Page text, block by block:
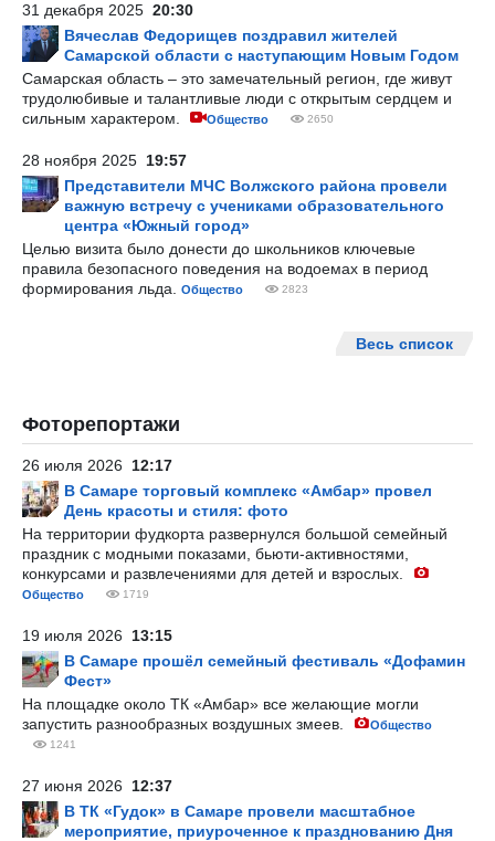
31 декабря 2025 20:30
Вячеслав Федорищев поздравил жителей
Самарской области с наступающим Новым Годом
Самарская область – это замечательный регион, где живут
трудолюбивые и талантливые люди с открытым сердцем и
сильным характером.
Общество 2650
28 ноября 2025 19:57
Представители МЧС Волжского района провели
важную встречу с учениками образовательного
центра «Южный город»
Целью визита было донести до школьников ключевые
правила безопасного поведения на водоемах в период
формирования льда.
Общество 2823
Весь список
Фоторепортажи
26 июля 2026 12:17
В Самаре торговый комплекс «Амбар» провел
День красоты и стиля: фото
На территории фудкорта развернулся большой семейный
праздник с модными показами, бьюти-активностями,
конкурсами и развлечениями для детей и взрослых.
Общество 1719
19 июля 2026 13:15
В Самаре прошёл семейный фестиваль «Дофамин
Фест»
На площадке около ТК «Амбар» все желающие могли
запустить разнообразных воздушных змеев.
Общество
1241
27 июня 2026 12:37
В ТК «Гудок» в Самаре провели масштабное
мероприятие, приуроченное к празднованию Дня